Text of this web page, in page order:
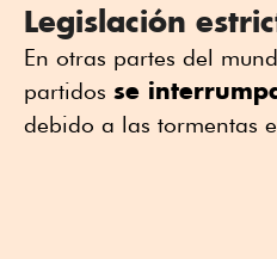
Legislación
En otras partes del
partidos se
debido a las tormentas